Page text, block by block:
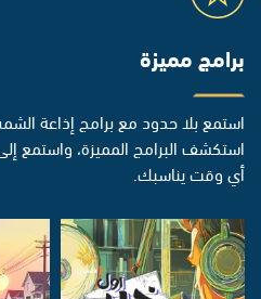
برامج مميزة
استمع بلا حدود مع برامج إذاعة
استكشف البرامج المميزة، واستمع
أي وقت يناسبك.